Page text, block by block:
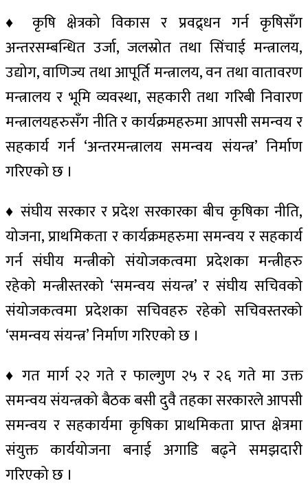
♦ कृषि क्षेत्रको विकास र प्रवद्र्धन गर्न कृषिसँग
अन्तरसम्बन्धित उर्जा, जलस्रोत तथा सिंचाई मन्त्रालय,
उद्योग, वाणिज्य तथा आपूर्ति मन्त्रालय, वन तथा वातावरण
मन्त्रालय र भूमि व्यवस्था, सहकारी तथा गरिबी निवारण
मन्त्रालयहरुसँग नीति र कार्यक्रमहरुमा आपसी समन्वय र
सहकार्य गर्न ‘अन्तरमन्त्रालय समन्वय संयन्त्र’ निर्माण
गरिएको छ ।
♦ संघीय सरकार र प्रदेश सरकारका बीच कृषिका नीति,
योजना, प्राथमिकता र कार्यक्रमहरुमा समन्वय र सहकार्य
गर्न संघीय मन्त्रीको संयोजकत्वमा प्रदेशका मन्त्रीहरु
रहेको मन्त्रीस्तरको ‘समन्वय संयन्त्र’ र संघीय सचिवको
संयोजकत्वमा प्रदेशका सचिवहरु रहेको सचिवस्तरको
‘समन्वय संयन्त्र’ निर्माण गरिएको छ ।
♦ गत मार्ग २२ गते र फाल्गुण २५ र २६ गते मा उक्त
समन्वय संयन्त्रको बैठक बसी दुवै तहका सरकारले आपसी
समन्वय र सहकार्यमा कृषिका प्राथमिकता प्राप्त क्षेत्रमा
संयुक्त कार्ययोजना बनाई अगाडि बढ्ने समझदारी
गरिएको छ ।